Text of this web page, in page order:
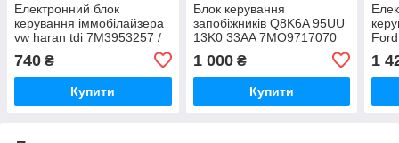
Електронний блок
керування іммобілайзера
vw haran tdi 7M3953257 /
7m3953257
740 ₴
Купити
Блок керування
запобіжників Q8K6A 95UU
13K0 33AA 7MO9717070
1 000₴
Купити
1